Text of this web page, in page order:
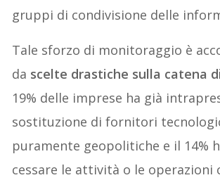
gruppi di condivisione delle
Tale sforzo di monitoraggio è
da scelte drastiche sulla catena
19% delle imprese ha già
sostituzione di fornitori
puramente geopolitiche e il 14%
cessare le attività o le operazioni